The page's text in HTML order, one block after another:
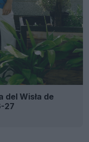
Wisła de
27